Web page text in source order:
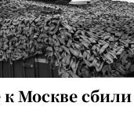
Москве